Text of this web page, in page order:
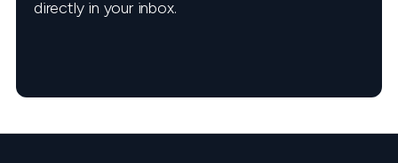
directly in your inbox.